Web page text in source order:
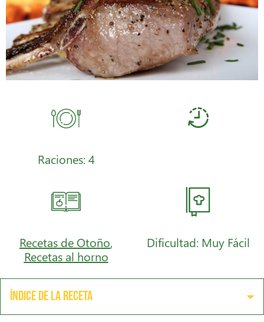
Raciones: 4
Recetas de Otoño,
Recetas al horno
Dificultad: Muy Fácil
Índice de la receta